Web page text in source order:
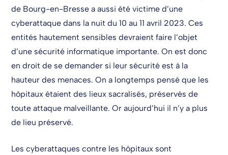
de Bourg-en-Bresse a aussi été victime d’une
cyberattaque dans la nuit du 10 au 11 avril 2023. Ces
entités hautement sensibles devraient faire l’objet
d’une sécurité informatique importante. On est donc
en droit de se demander si leur sécurité est à la
hauteur des menaces. On a longtemps pensé que les
hôpitaux étaient des lieux sacralisés, préservés de
toute attaque malveillante. Or aujourd’hui il n’y a plus
de lieu préservé.
Les cyberattaques contre les hôpitaux sont